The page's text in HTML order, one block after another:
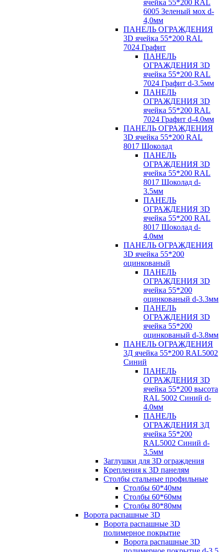
ячейка 55*200 RAL
6005 Зеленый мох d-
4,0мм
ПАНЕЛЬ ОГРАЖДЕНИЯ
3D ячейка 55*200 RAL
7024 Графит
ПАНЕЛЬ
ОГРАЖДЕНИЯ 3D
ячейка 55*200 RAL
7024 Графит d-3.5мм
ПАНЕЛЬ
ОГРАЖДЕНИЯ 3D
ячейка 55*200 RAL
7024 Графит d-4.0мм
ПАНЕЛЬ ОГРАЖДЕНИЯ
3D ячейка 55*200 RAL
8017 Шоколад
ПАНЕЛЬ
ОГРАЖДЕНИЯ 3D
ячейка 55*200 RAL
8017 Шоколад d-
3.5мм
ПАНЕЛЬ
ОГРАЖДЕНИЯ 3D
ячейка 55*200 RAL
8017 Шоколад d-
4.0мм
ПАНЕЛЬ ОГРАЖДЕНИЯ
3D ячейка 55*200
оцинкованый
ПАНЕЛЬ
ОГРАЖДЕНИЯ 3D
ячейка 55*200
оцинкованый d-3.3мм
ПАНЕЛЬ
ОГРАЖДЕНИЯ 3D
ячейка 55*200
оцинкованый d-3.8мм
ПАНЕЛЬ ОГРАЖДЕНИЯ
3Д ячейка 55*200 RAL5002
Синий
ПАНЕЛЬ
ОГРАЖДЕНИЯ 3D
ячейка 55*200 высота
RAL 5002 Синий d-
4.0мм
ПАНЕЛЬ
ОГРАЖДЕНИЯ 3Д
ячейка 55*200
RAL5002 Синий d-
3.5мм
Заглушки для 3D ограждения
Крепления к 3D панелям
Столбы стальные профильные
Столбы 60*40мм
Столбы 60*60мм
Столбы 80*80мм
Ворота распашные 3D
Ворота распашные 3D
полимерное покрытие
Ворота распашные 3D